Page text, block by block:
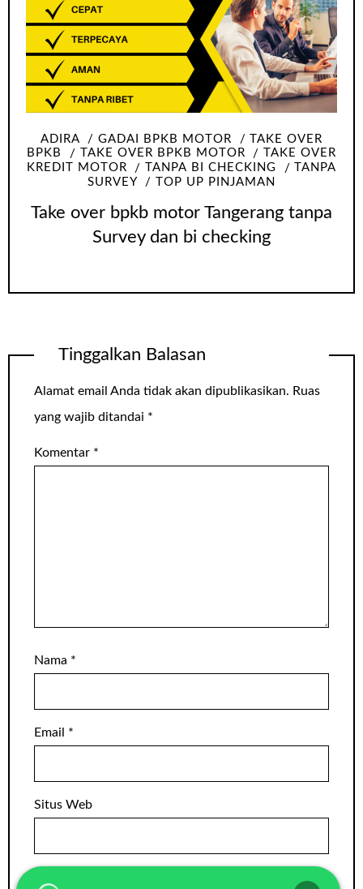
ADIRA GADAI BPKB MOTOR
TAKE OVER
BPKB
TAKE OVER BPKB MOTOR
TAKE OVER
KREDIT MOTOR
TANPA BI CHECKING
TANPA
SURVEY
TOP UP PINJAMAN
Take over bpkb motor Tangerang tanpa
Survey dan bi checking
Tinggalkan Balasan
Alamat email Anda tidak akan dipublikasikan. Ruas
yang wajib ditandai *
Komentar *
Nama *
Email *
Situs Web